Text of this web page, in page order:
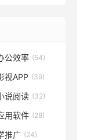
公效率 (54)
视APP (39)
说阅读 (32)
用软件 (28)
推广 (24)